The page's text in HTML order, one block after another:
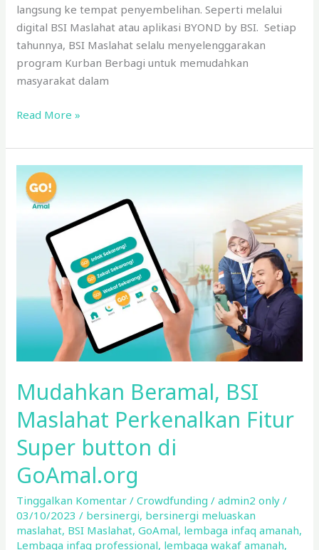
langsung ke tempat penyembelihan. Seperti melalui
digital BSI Maslahat atau aplikasi BYOND by BSI. Setiap
tahunnya, BSI Maslahat selalu menyelenggarakan
program Kurban Berbagi untuk memudahkan
masyarakat dalam
Read More »
Mudahkan Beramal, BSI
Maslahat Perkenalkan Fitur
Super button di
GoAmal.org
Tinggalkan Komentar /Crowdfunding /admin2 only/
03/10/2023/ bersinergi, bersinergi meluaskan
maslahat, BSI Maslahat,GoAmal, lembaga infaq amanah,
Lembaga infaq professional, lembaga wakaf amanah,
Mudahkan
Beramal,
BSI
Maslahat
Perkenalkan
button
GoAmal.org